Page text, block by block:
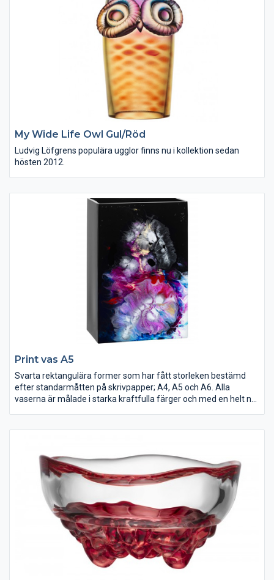
My Wide Life Owl Gul/Röd
Ludvig Löfgrens populära ugglor finns nu i kollektion sedan
hösten 2012.
Print vas A5
Svarta rektangulära former som har fått storleken bestämd
efter standarmåtten på skrivpapper; A4, A5 och A6. Alla
vaserna är målade i starka kraftfulla färger och med en helt ny